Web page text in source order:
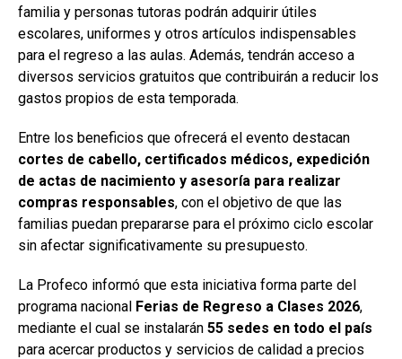
familia y personas tutoras podrán adquirir útiles
escolares, uniformes y otros artículos indispensables
para el regreso a las aulas. Además, tendrán acceso a
diversos servicios gratuitos que contribuirán a reducir los
gastos propios de esta temporada.
Entre los beneficios que ofrecerá el evento destacan
cortes de cabello, certificados médicos, expedición
de actas de nacimiento y asesoría para realizar
compras responsables, con el objetivo de que las
familias puedan prepararse para el próximo ciclo escolar
sin afectar significativamente su presupuesto.
La Profeco informó que esta iniciativa forma parte del
programa nacional Ferias de Regreso a Clases 2026,
mediante el cual se instalarán 55 sedes en todo el país
para acercar productos y servicios de calidad a precios